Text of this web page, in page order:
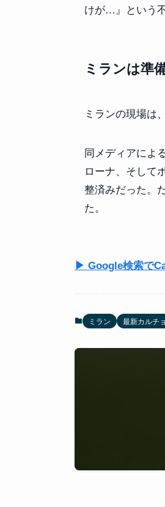
けが…』という
ミランは準
ミランの現場は
同メディアによ
ローナ、そして
整済みだった。
た。
▶ Google検索で
ミラン 最新カルチ